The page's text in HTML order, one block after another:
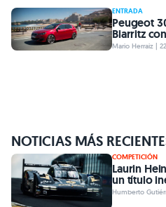
ENTRADA
Peugeot
Biarritz
Mario Herraiz |
NOTICIAS MÁS
COMPETICIÓN
Laurin
un título
Humberto